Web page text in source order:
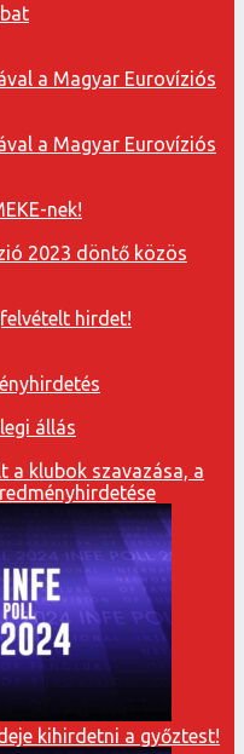
a Magyar Eurovíziós
a Magyar Eurovíziós
nek!
2023 döntő közös
hirdet!
állás
a klubok szavazása, a
kihirdetni a győztest!